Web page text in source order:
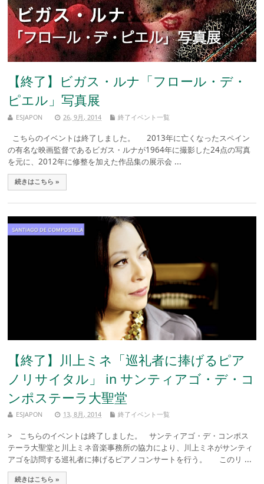
【終了】ビガス・ルナ「フロール・デ・
ピエル」写真展
ESJAPON 26, 9月, 2014 終了イベント一覧
こちらのイベントは終了しました。 2013年に亡くなったスペイン
の有名な映画監督であるビガス・ルナが1964年に撮影した24点の写真
を元に、2012年に修整を加えた作品集の展示会 ...
続きはこちら »
【終了】川上ミネ「巡礼者に捧げるピア
ノリサイタル」 in サンティアゴ・デ・コ
ンポステーラ大聖堂
ESJAPON 13, 8月, 2014 終了イベント一覧
> こちらのイベントは終了しました。 サンティアゴ・デ・コンポス
テーラ大聖堂と川上ミネ音楽事務所の協力により、川上ミネがサンティ
アゴを訪問する巡礼者に捧げるピアノコンサートを行う。 このリ ...
続きはこちら »